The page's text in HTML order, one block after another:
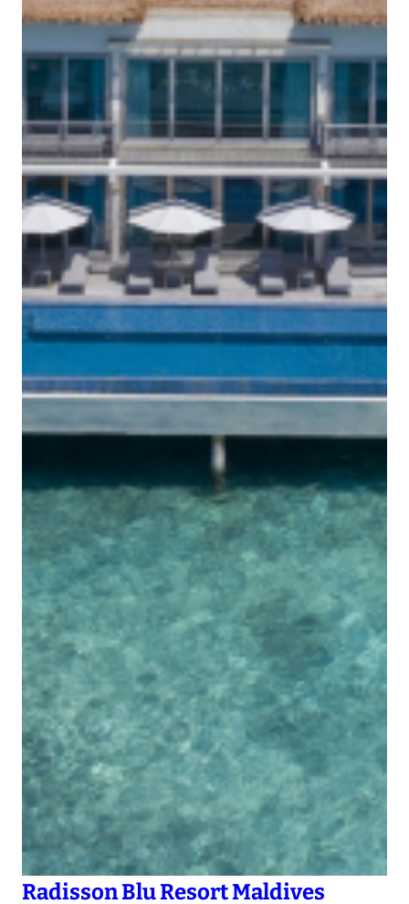
Radisson Blu Resort Maldives